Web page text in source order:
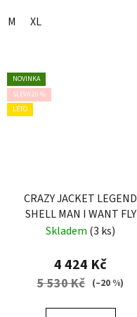
M XL
NOVINKA
SLEVA 20 %
LÉTO
CRAZY JACKET LEGEND
SHELL MAN I WANT FLY
Skladem (3 ks)
4 424 Kč
5 530 Kč (–20 %)